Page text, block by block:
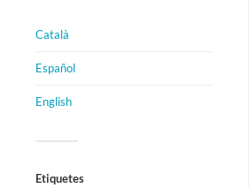
Català
Español
English
Etiquetes